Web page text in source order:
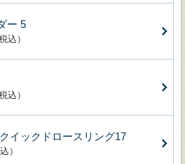
ー 5
込）
込）
イックドロースリング17
）